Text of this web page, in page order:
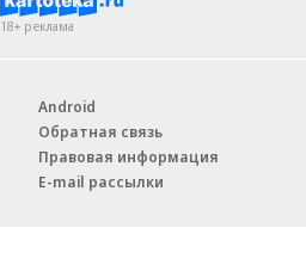
18+ реклама
Android
Обратная связь
Правовая информация
E-mail рассылки